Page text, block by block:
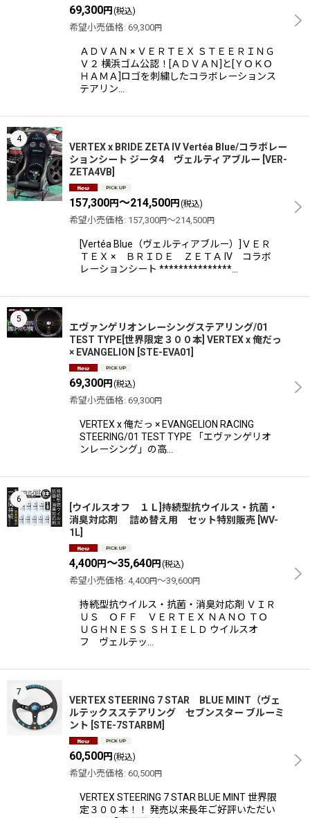
69,300円 (税込)
希望小売価格: 69,300円
ＡＤＶＡＮ × ＶＥＲＴＥＸ ＳＴＥＥＲＩＮＧ
Ｖ２ 横浜ゴム公認！[ＡＤＶＡＮ]と[ＹＯＫＯ
ＨＡＭＡ]ロゴを刺繍したコラボレーションス
テアリン…
4
VERTEX x BRIDE ZETA IV Vertéa Blue/コラボレー
ションシート ジータ4 ヴェルティアブルー VER-
ZETA4VB
157,300円～214,500円 (税込)
希望小売価格: 157,300円～214,500円
[Vertéa Blue（ヴェルティアブルー）]ＶＥＲ
ＴＥＸ × ＢＲＩＤＥ ＺＥＴＡ IV コラボ
レーションシート ***************…
5
エヴァンゲリオンレーシングステアリング/01
TEST TYPE[世界限定３００本] VERTEX x 俺だっ
× EVANGELION
STE-EVA01
69,300円 (税込)
希望小売価格: 69,300円
VERTEX x 俺だっ × EVANGELION RACING
STEERING/01 TEST TYPE 「エヴァンゲリオ
ンレーシング」の高…
6
[ウイルスオフ １Ｌ]持続型抗ウイルス・抗菌・
消臭対応剤 詰め替え用 セット特別販売 WV-
1L
4,400円～35,640円 (税込)
希望小売価格: 4,400円～39,600円
持続型抗ウイルス・抗菌・消臭対応剤 ＶＩＲ
ＵＳ ＯＦＦ ＶＥＲＴＥＸ ＮＡＮＯ ＴＯ
ＵＧＨＮＥＳＳ ＳＨＩＥＬＤ ウイルスオ
フ ヴェルテッ…
7
VERTEX STEERING 7 STAR BLUE MINT（ヴェ
ルテックスステアリング セブンスター ブルーミ
ント STE-7STARBM
60,500円 (税込)
希望小売価格: 60,500円
VERTEX STEERING 7 STAR BLUE MINT 世界限
定３００本！！ 発売以来長年ご好評いただい